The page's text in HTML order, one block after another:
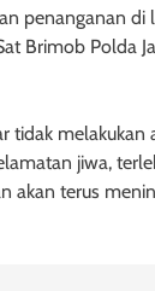
penanganan
Brimob Polda
tidak
jiwa,
akan terus